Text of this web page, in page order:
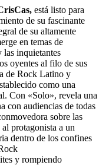
está listo para
de su fascinante
de su altamente
en temas de
las inquietantes
oyentes al filo de sus
de Rock Latino y
como una
Con «Solo», revela una
con audiencias de todas
sobre las
protagonista a un
dentro de los confines
y rompiendo